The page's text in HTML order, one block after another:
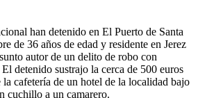
han detenido en El Puerto de Santa
de 36 años de edad y residente en Jerez
autor de un delito de robo con
detenido sustrajo la cerca de 500 euros
la cafetería de un hotel de la localidad bajo
cuchillo a un camarero.